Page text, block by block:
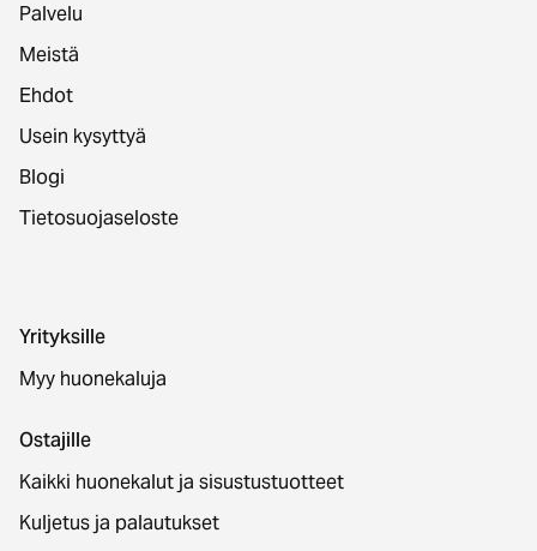
Palvelu
Meistä
Ehdot
Usein kysyttyä
Blogi
Tietosuojaseloste
Yrityksille
Myy huonekaluja
Ostajille
Kaikki huonekalut ja sisustustuotteet
Kuljetus ja palautukset